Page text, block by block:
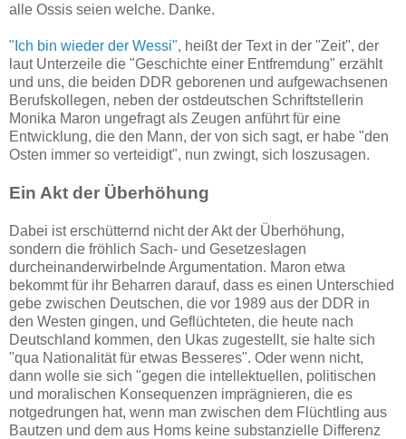
alle Ossis seien welche. Danke.
"Ich bin wieder der Wessi", heißt der Text in der "Zeit", der
laut Unterzeile die "Geschichte einer Entfremdung" erzählt
und uns, die beiden DDR geborenen und aufgewachsenen
Berufskollegen, neben der ostdeutschen Schriftstellerin
Monika Maron ungefragt als Zeugen anführt für eine
Entwicklung, die den Mann, der von sich sagt, er habe "den
Osten immer so verteidigt", nun zwingt, sich loszusagen.
Ein Akt der Überhöhung
Dabei ist erschütternd nicht der Akt der Überhöhung,
sondern die fröhlich Sach- und Gesetzeslagen
durcheinanderwirbelnde Argumentation. Maron etwa
bekommt für ihr Beharren darauf, dass es einen Unterschied
gebe zwischen Deutschen, die vor 1989 aus der DDR in
den Westen gingen, und Geflüchteten, die heute nach
Deutschland kommen, den Ukas zugestellt, sie halte sich
"qua Nationalität für etwas Besseres". Oder wenn nicht,
dann wolle sie sich "gegen die intellektuellen, politischen
und moralischen Konsequenzen imprägnieren, die es
notgedrungen hat, wenn man zwischen dem Flüchtling aus
Bautzen und dem aus Homs keine substanzielle Differenz